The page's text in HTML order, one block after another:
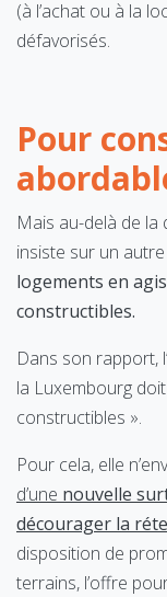
(à l’achat ou à la
défavorisés.
Pour
Mais au-delà de la
insiste sur un
logements en
constructibles.
Dans son rapport,
la Luxembourg
constructibles ».
Pour cela, elle
d’une nouvelle
décourager la
disposition de
terrains, l’offre